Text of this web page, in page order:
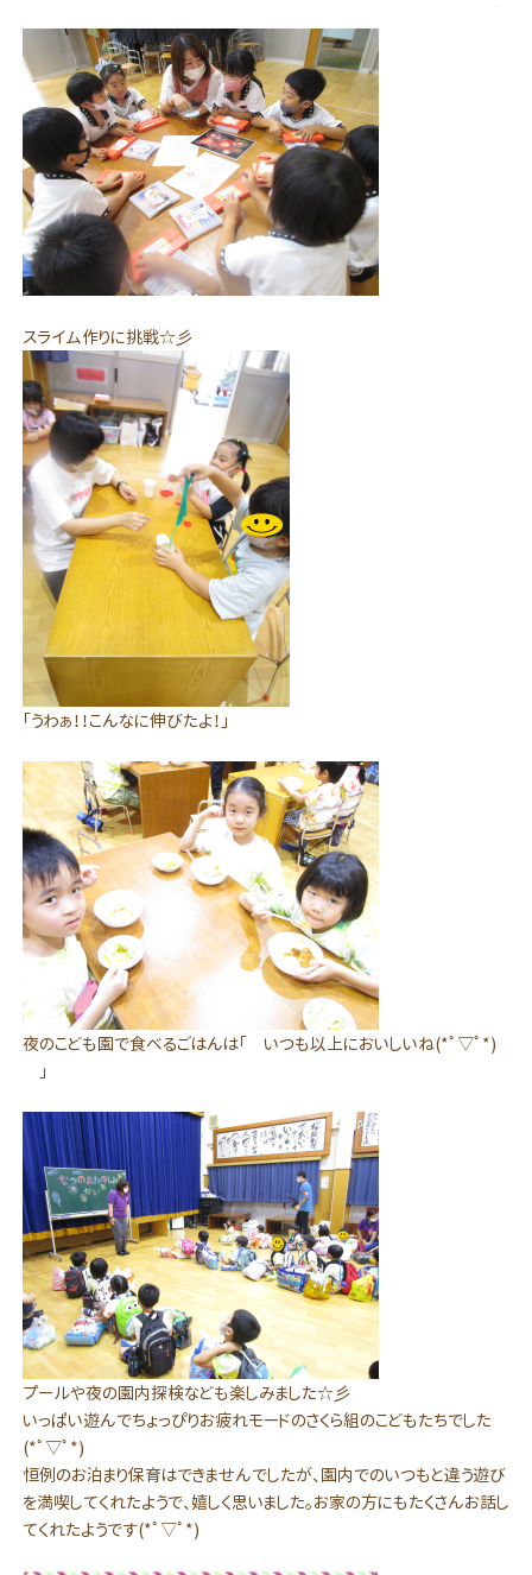
スライム作りに挑戦☆彡
「うわぁ！！こんなに伸びたよ！」
夜のこども園で食べるごはんは「 いつも以上においしいね(*ﾟ▽ﾟ*)
」
プールや夜の園内探検なども楽しみました☆彡
いっぱい遊んでちょっぴりお疲れモードのさくら組のこどもたちでした
(*ﾟ▽ﾟ*)
恒例のお泊まり保育はできませんでしたが、園内でのいつもと違う遊び
を満喫してくれたようで、嬉しく思いました。お家の方にもたくさんお話し
てくれたようです(*ﾟ▽ﾟ*)